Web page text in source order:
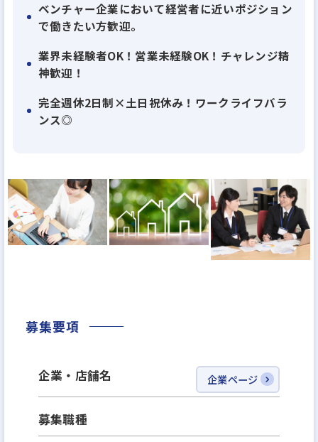
ベンチャー企業において経営者に近いポジション
で働きたい方歓迎。
業界未経験者OK！営業未経験OK！チャレンジ精
神歓迎！
完全週休2日制×土日祝休み！ワークライフバラ
ンス◎
募集要項
企業・店舗名 企業ページ
募集職種